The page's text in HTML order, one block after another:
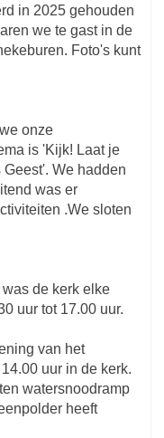
in 2025 gehouden
we te gast in de
Foto's kunt
onze
is 'Kijk! Laat je
We hadden
was er
.We sloten
de kerk elke
uur tot 17.00 uur.
van het
uur in de kerk.
watersnoodramp
heeft